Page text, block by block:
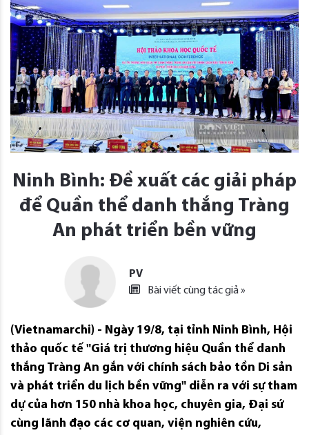
Ninh Bình: Đề xuất các giải pháp
để Quần thể danh thắng Tràng
An phát triển bền vững
PV
Bài viết cùng tác giả »
(Vietnamarchi) - Ngày 19/8, tại tỉnh Ninh Bình, Hội
thảo quốc tế "Giá trị thương hiệu Quần thể danh
thắng Tràng An gắn với chính sách bảo tồn Di sản
và phát triển du lịch bền vững" diễn ra với sự tham
dự của hơn 150 nhà khoa học, chuyên gia, Đại sứ
cùng lãnh đạo các cơ quan, viện nghiên cứu,